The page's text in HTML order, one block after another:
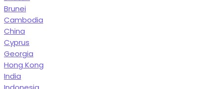
Brunei
Cambodia
China
Cyprus
Georgia
Hong Kong
India